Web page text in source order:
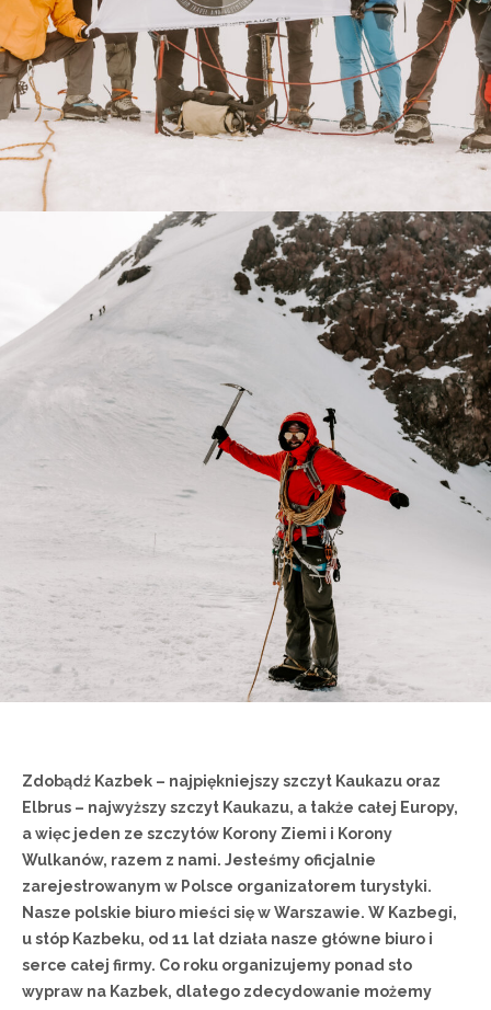
Zdobądź Kazbek – najpiękniejszy szczyt Kaukazu oraz
Elbrus – najwyższy szczyt Kaukazu, a także całej Europy,
a więc jeden ze szczytów Korony Ziemi i Korony
Wulkanów, razem z nami. Jesteśmy oficjalnie
zarejestrowanym w Polsce organizatorem turystyki.
Nasze polskie biuro mieści się w Warszawie. W Kazbegi,
u stóp Kazbeku, od 11 lat działa nasze główne biuro i
serce całej firmy. Co roku organizujemy ponad sto
wypraw na Kazbek, dlatego zdecydowanie możemy